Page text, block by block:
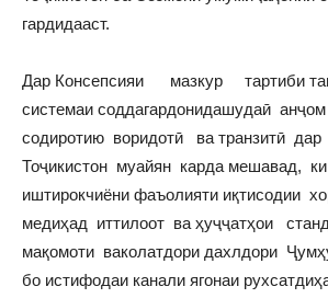
гардидааст.
Дар Консепсияи мазкур тартиби
системаи соддагардонидашудаӣ
содиротию воридотӣ ва транзитӣ
Тоҷикистон муайян карда мешавад,
иштирокчиёни фаъолияти иқтисодии
медиҳад иттилоот ва ҳуҷҷатҳои
мақомоти ваколатдори дахлдори
бо истифодаи канали ягонаи